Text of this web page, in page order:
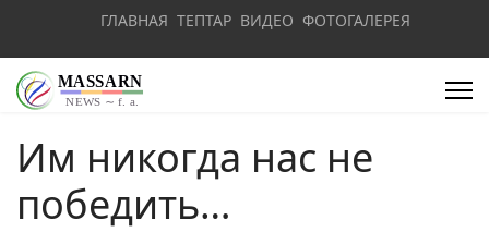
ГЛАВНАЯ ТЕПТАР ВИДЕО ФОТОГАЛЕРЕЯ
Им никогда нас не
победить…